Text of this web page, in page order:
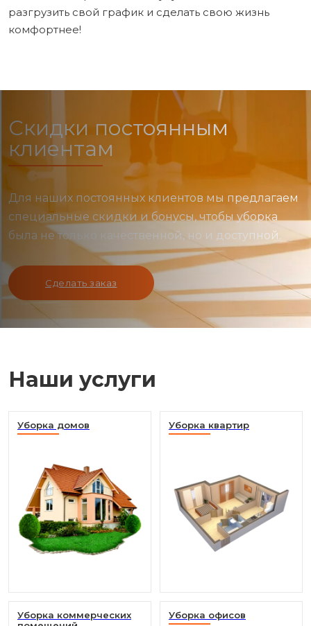
разгрузить свой график и сделать свою жизнь
комфортнее!
Скидки постоянным
клиентам
Для наших постоянных клиентов мы предлагаем
специальные скидки и бонусы, чтобы уборка
была не только качественной, но и доступной.
Сделать заказ
Наши услуги
Уборка домов Уборка квартир
Уборка коммерческих
Уборка офисов